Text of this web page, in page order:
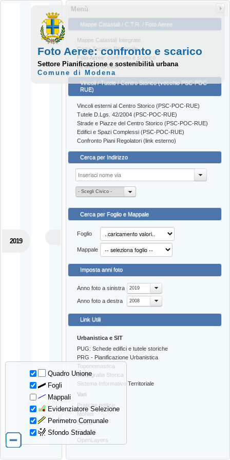
2019
Menù
Mappe Catastali / C.T.R. / Foto Aeree
Mappe Catastali Integrate
Carta Tecnica Regionale
Foto Aeree: confronto e scarico
Stradario di Base
Vincoli / Tutele / Centro Storico (vecchio PSC-POC-
RUE)
Vincoli esterni al Centro Storico (PSC-POC-RUE)
Tutele D.Lgs. 42/2004 (PSC-POC-RUE)
Strade e Piazze del Centro Storico (PSC-POC-RUE)
Edifici e Spazi Complessi (PSC-POC-RUE)
Confronto Piani Regolatori (link esterno)
Cerca per Indirizzo
- Scegli Civico -
Cerca per Foglio e Mappale
Foglio
Mappale
Imposta anni foto
Anno foto a sinistra 2019
Anno foto a destra 2008
Link Utili
Urbanistica e SIT
PUG: Schede edifici e tutele storiche
PRG - Pianificazione Urbanistica
Toponomastica
Cartografia Storica
Sistema Informativo Territoriale
Vari
Pratiche edilizie
MoNet
Cerca
Contatti
OpenLayers
Quadro Unione
Fogli
Mappali
Evidenziatore Selezione
Perimetro Comunale
Sfondo Stradale
Foto Aeree: confronto e scarico
Settore Pianificazione e sostenibilità urbana
Comune di Modena